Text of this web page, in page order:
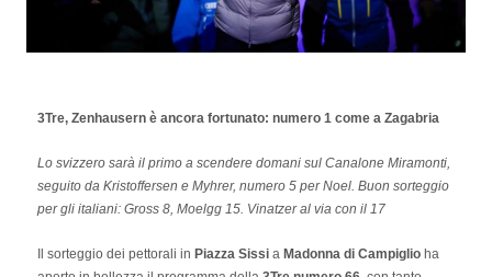
3Tre, Zenhausern è ancora fortunato: numero 1 come a Zagabria
Lo svizzero sarà il primo a scendere domani sul Canalone Miramonti,
seguito da Kristoffersen e Myhrer, numero 5 per Noel. Buon sorteggio
per gli italiani: Gross 8, Moelgg 15. Vinatzer al via con il 17
Il sorteggio dei pettorali in Piazza Sissia Madonna di Campiglioha